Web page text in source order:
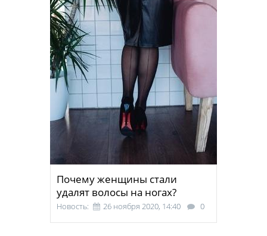
Почему женщины стали
удалят волосы на ногах?
Новость: 26 ноября 2020, 14:40 0